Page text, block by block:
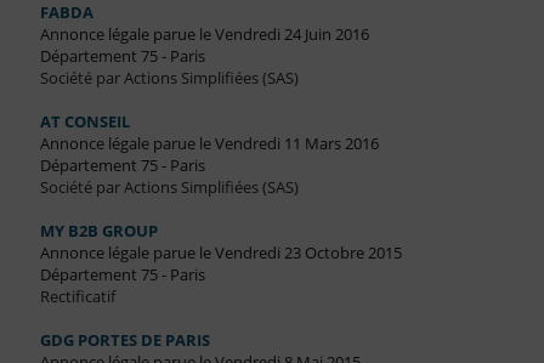
FABDA
Annonce légale parue le Vendredi 24 Juin 2016
Département 75 - Paris
Société par Actions Simplifiées (SAS)
AT CONSEIL
Annonce légale parue le Vendredi 11 Mars 2016
Département 75 - Paris
Société par Actions Simplifiées (SAS)
MY B2B GROUP
Annonce légale parue le Vendredi 23 Octobre 2015
Département 75 - Paris
Rectificatif
GDG PORTES DE PARIS